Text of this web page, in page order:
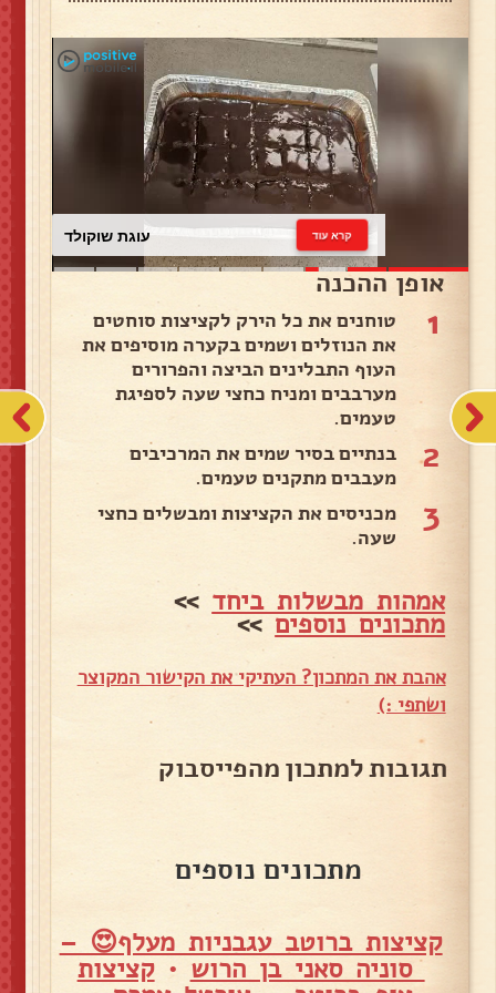
עוגת שוקולד קרא עוד
אופן ההכנה
1
טוחנים את כל הירק לקציצות סוחטים
את הנוזלים ושמים בקערה מוסיפים את
העוף התבלינים הביצה והפרורים
מערבבים ומניח כחצי שעה לספיגת
טעמים.
2
בנתיים בסיר שמים את המרכיבים
מעבבים מתקנים טעמים.
3
מכניסים את הקציצות ומבשלים כחצי
שעה.
אמהות מבשלות ביחד >>
מתכונים נוספים>>
אהבת את המתכון? העתיקי את הקישור המקוצר
ושתפי :)
תגובות למתכון מהפייסבוק
מתכונים נוספים
קציצות ברוטב עגבניות מעלף😍 –
סוניה סאני בן הרוש •קציצות